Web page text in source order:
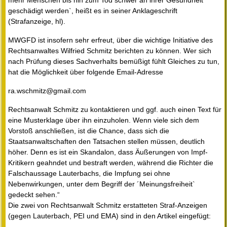
geschädigt werden`, heißt es in seiner Anklageschrift
(Strafanzeige, hl).
MWGFD ist insofern sehr erfreut, über die wichtige Initiative des
Rechtsanwaltes Wilfried Schmitz berichten zu können. Wer sich
nach Prüfung dieses Sachverhalts bemüßigt fühlt Gleiches zu tun,
hat die Möglichkeit über folgende Email-Adresse
ra.wschmitz@gmail.com
Rechtsanwalt Schmitz zu kontaktieren und ggf. auch einen Text für
eine Musterklage über ihn einzuholen. Wenn viele sich dem
Vorstoß anschließen, ist die Chance, dass sich die
Staatsanwaltschaften den Tatsachen stellen müssen, deutlich
höher. Denn es ist ein Skandalon, dass Äußerungen von Impf-
Kritikern geahndet und bestraft werden, während die Richter die
Falschaussage Lauterbachs, die Impfung sei ohne
Nebenwirkungen, unter dem Begriff der ´Meinungsfreiheit`
gedeckt sehen.“
Die zwei von Rechtsanwalt Schmitz erstatteten Straf-Anzeigen
(gegen Lauterbach, PEI und EMA) sind in den Artikel eingefügt: